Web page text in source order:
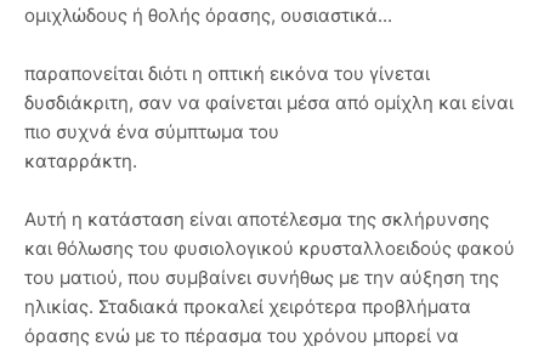
ομιχλώδους ή θολής όρασης, ουσιαστικά...
παραπονείται διότι η οπτική εικόνα του γίνεται
δυσδιάκριτη, σαν να φαίνεται μέσα από ομίχλη και είναι
πιο συχνά ένα σύμπτωμα του
καταρράκτη.
Αυτή η κατάσταση είναι αποτέλεσμα της σκλήρυνσης
και θόλωσης του φυσιολογικού κρυσταλλοειδούς φακού
του ματιού, που συμβαίνει συνήθως με την αύξηση της
ηλικίας. Σταδιακά προκαλεί χειρότερα προβλήματα
όρασης ενώ με το πέρασμα του χρόνου μπορεί να